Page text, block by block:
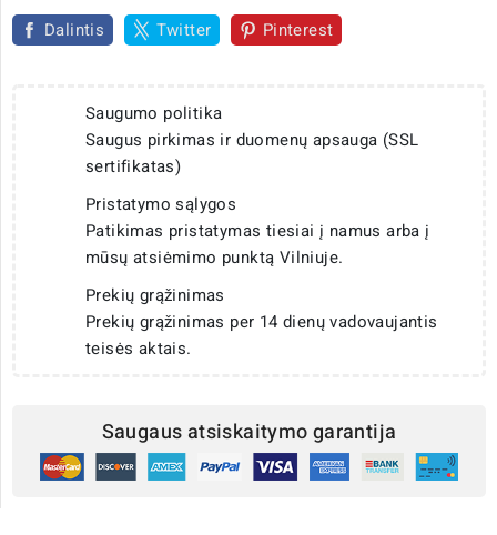
Dalintis Twitter Pinterest
Saugumo politika
Saugus pirkimas ir duomenų apsauga (SSL
sertifikatas)
Pristatymo sąlygos
Patikimas pristatymas tiesiai į namus arba į
mūsų atsiėmimo punktą Vilniuje.
Prekių grąžinimas
Prekių grąžinimas per 14 dienų vadovaujantis
teisės aktais.
Saugaus atsiskaitymo garantija